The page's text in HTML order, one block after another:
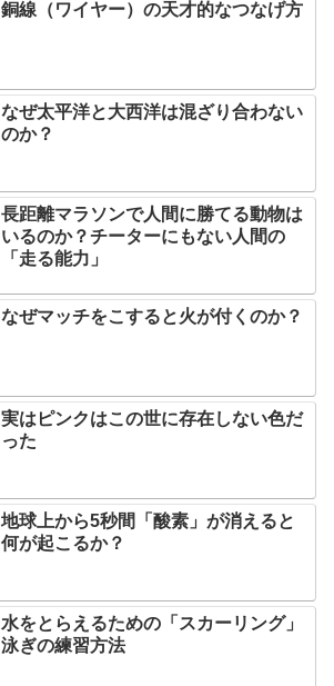
銅線（ワイヤー）の天才的なつなげ方
なぜ太平洋と大西洋は混ざり合わない
のか？
長距離マラソンで人間に勝てる動物は
いるのか？チーターにもない人間の
「走る能力」
なぜマッチをこすると火が付くのか？
実はピンクはこの世に存在しない色だ
った
地球上から5秒間「酸素」が消えると
何が起こるか？
水をとらえるための「スカーリング」
泳ぎの練習方法